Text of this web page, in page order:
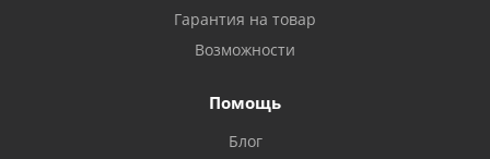
Гарантия на товар
Возможности
Помощь
Блог